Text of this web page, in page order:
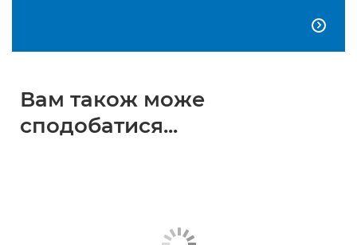

Вам також може
сподобатися...